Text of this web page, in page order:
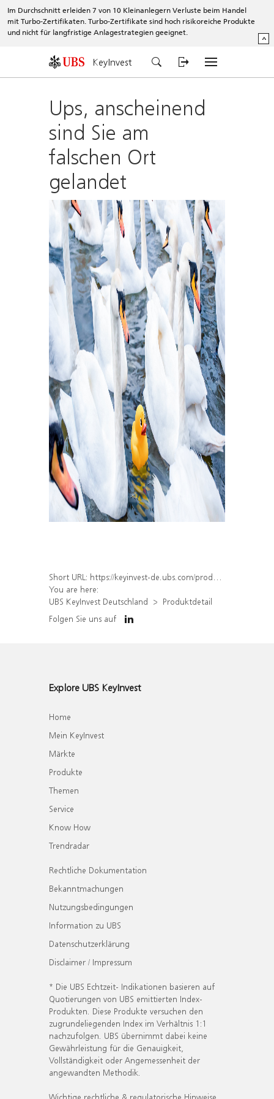
Im Durchschnitt erleiden 7 von 10 Kleinanlegern Verluste beim Handel
mit Turbo-Zertifikaten. Turbo-Zertifikate sind hoch risikoreiche Produkte
und nicht für langfristige Anlagestrategien geeignet.
^
KeyInvest
Ups, anscheinend
sind Sie am
falschen Ort
gelandet
Short URL: https://keyinvest-de.ubs.com/produkt/detail/index/isin/DE000WA7SK32
You are here:
UBS KeyInvest Deutschland
Produktdetail
Folgen Sie uns auf
Explore UBS KeyInvest
Home
Mein KeyInvest
Märkte
Produkte
Themen
Service
Know How
Trendradar
Rechtliche Dokumentation
Bekanntmachungen
Nutzungsbedingungen
Information zu UBS
Datenschutzerklärung
Disclaimer / Impressum
* Die UBS Echtzeit- Indikationen basieren auf
Quotierungen von UBS emittierten Index-
Produkten. Diese Produkte versuchen den
zugrundeliegenden Index im Verhältnis 1:1
nachzufolgen. UBS übernimmt dabei keine
Gewährleistung für die Genauigkeit,
Vollständigkeit oder Angemessenheit der
angewandten Methodik.